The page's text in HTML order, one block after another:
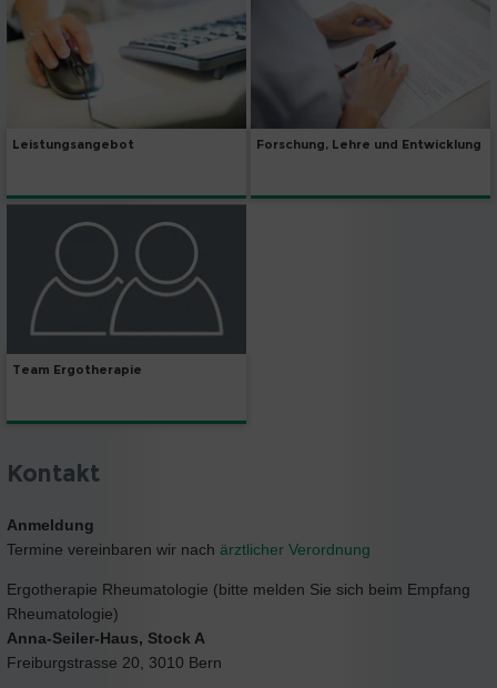
Leistungsangebot Forschung, Lehre und Entwicklung
Team Ergotherapie
Kontakt
Anmeldung
Termine vereinbaren wir nach ärztlicher Verordnung
Ergotherapie Rheumatologie (bitte melden Sie sich beim Empfang
Rheumatologie)
Anna-Seiler-Haus, Stock A
Freiburgstrasse 20, 3010 Bern